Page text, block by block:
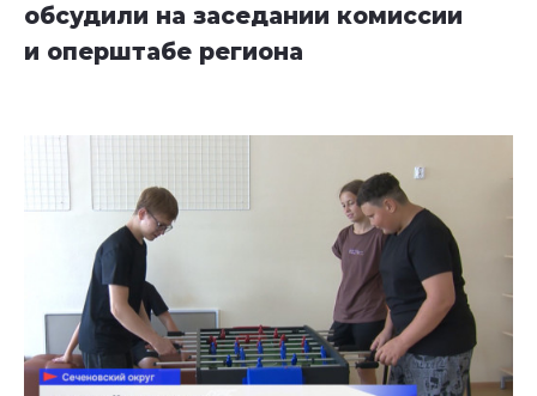
обсудили на заседании комиссии
и оперштабе региона